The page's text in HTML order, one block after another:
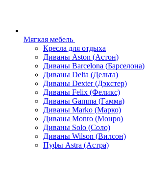
Мягкая мебель
Кресла для отдыха
Диваны Aston (Астон)
Диваны Barcelona (Барселона)
Диваны Delta (Дельта)
Диваны Dexter (Дэкстер)
Диваны Felix (Феликс)
Диваны Gamma (Гамма)
Диваны Marko (Марко)
Диваны Monro (Монро)
Диваны Solo (Соло)
Диваны Wilson (Вилсон)
Пуфы Astra (Астра)